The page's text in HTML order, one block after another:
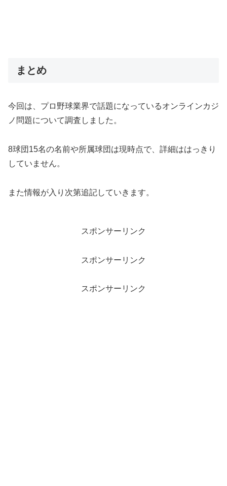
まとめ
今回は、プロ野球業界で話題になっているオンラインカジ
ノ問題について調査しました。
8球団15名の名前や所属球団は現時点で、詳細ははっきり
していません。
また情報が入り次第追記していきます。
スポンサーリンク
スポンサーリンク
スポンサーリンク